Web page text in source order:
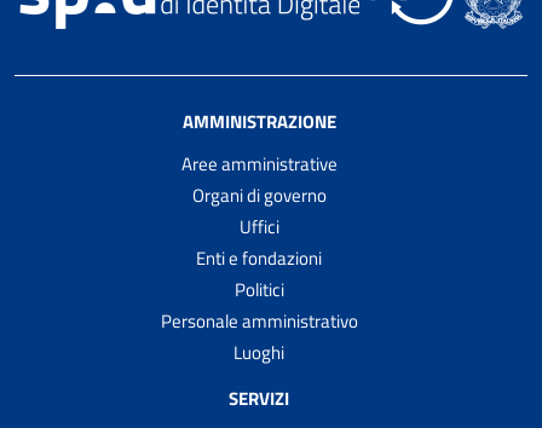
AMMINISTRAZIONE
Aree amministrative
Organi di governo
Uffici
Enti e fondazioni
Politici
Personale amministrativo
Luoghi
SERVIZI